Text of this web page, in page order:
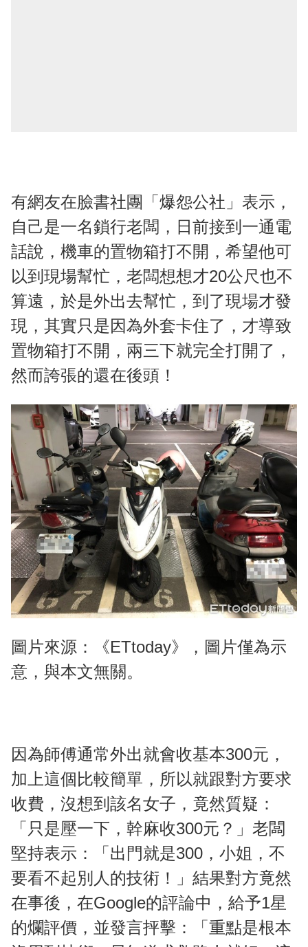
有網友在臉書社團「爆怨公社」表示，
自己是一名鎖行老闆，日前接到一通電
話說，機車的置物箱打不開，希望他可
以到現場幫忙，老闆想想才20公尺也不
算遠，於是外出去幫忙，到了現場才發
現，其實只是因為外套卡住了，才導致
置物箱打不開，兩三下就完全打開了，
然而誇張的還在後頭！
圖片來源：《ETtoday》，圖片僅為示
意，與本文無關。
因為師傅通常外出就會收基本300元，
加上這個比較簡單，所以就跟對方要求
收費，沒想到該名女子，竟然質疑：
「只是壓一下，幹麻收300元？」老闆
堅持表示：「出門就是300，小姐，不
要看不起別人的技術！」結果對方竟然
在事後，在Google的評論中，給予1星
的爛評價，並發言抨擊：「重點是根本